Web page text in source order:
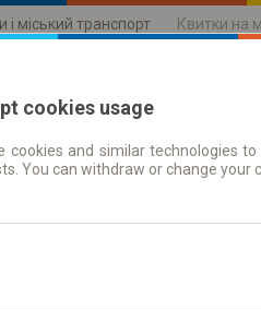
і міський транспорт Квитки на
Розклади руху
cookies usage
cookies and similar technologies
You can withdraw or change